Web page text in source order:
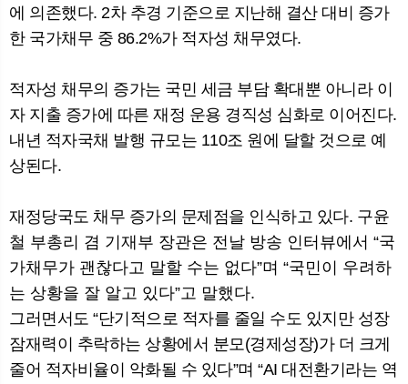
에 의존했다. 2차 추경 기준으로 지난해 결산 대비 증가
한 국가채무 중 86.2%가 적자성 채무였다.
적자성 채무의 증가는 국민 세금 부담 확대뿐 아니라 이
자 지출 증가에 따른 재정 운용 경직성 심화로 이어진다.
내년 적자국채 발행 규모는 110조 원에 달할 것으로 예
상된다.
재정당국도 채무 증가의 문제점을 인식하고 있다. 구윤
철 부총리 겸 기재부 장관은 전날 방송 인터뷰에서 “국
가채무가 괜찮다고 말할 수는 없다”며 “국민이 우려하
는 상황을 잘 알고 있다”고 말했다.
그러면서도 “단기적으로 적자를 줄일 수도 있지만 성장
잠재력이 추락하는 상황에서 분모(경제성장)가 더 크게
줄어 적자비율이 악화될 수 있다”며 “AI 대전환기라는 역